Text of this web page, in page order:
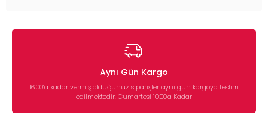
Aynı Gün Kargo
16:00’a kadar vermiş olduğunuz siparişler aynı gün kargoya teslim
edilmektedir. Cumartesi 10:00'a Kadar